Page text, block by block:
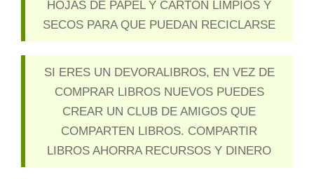
HOJAS DE PAPEL Y CARTÓN LIMPIOS Y
SECOS PARA QUE PUEDAN RECICLARSE
SI ERES UN DEVORALIBROS, EN VEZ DE
COMPRAR LIBROS NUEVOS PUEDES
CREAR UN CLUB DE AMIGOS QUE
COMPARTEN LIBROS. COMPARTIR
LIBROS AHORRA RECURSOS Y DINERO